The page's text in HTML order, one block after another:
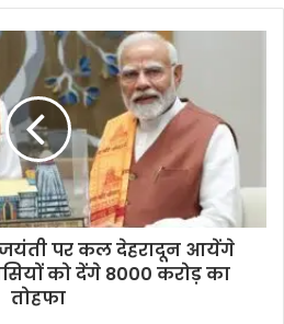
जयंती पर कल देहरादून आयेंगे
को देंगे 8000 करोड़ का
तोहफा